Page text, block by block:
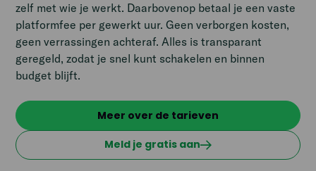
zelf met wie je werkt. Daarbovenop betaal je een vaste
platformfee per gewerkt uur. Geen verborgen kosten,
geen verrassingen achteraf. Alles is transparant
geregeld, zodat je snel kunt schakelen en binnen
budget blijft.
Meer over de tarieven
Meld je gratis aan